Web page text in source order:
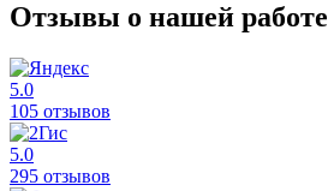
Отзывы о нашей работе
5.0
105 отзывов
5.0
295 отзывов